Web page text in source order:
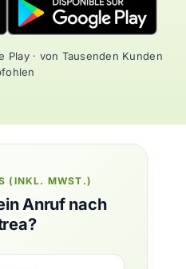
· von Tausenden Kunden
(INKL. MWST.)
Anruf nach